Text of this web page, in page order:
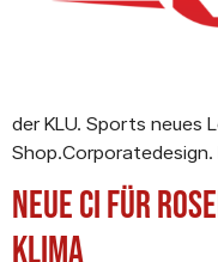
der KLU. Sports neues
Neue CI für
Klima